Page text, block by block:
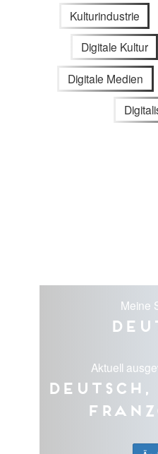
Kulturindustrie
Digitale Kultur
Digitale Medien
Meine
Aktuell